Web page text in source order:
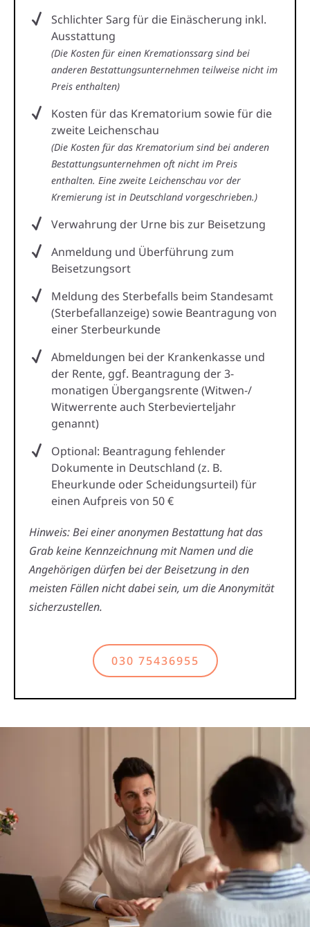
Schlichter Sarg für die Einäscherung inkl.
Ausstattung
(Die Kosten für einen Kremationssarg sind bei
anderen Bestattungsunternehmen teilweise nicht im
Preis enthalten)
Kosten für das Krematorium sowie für die
zweite Leichenschau
(Die Kosten für das Krematorium sind bei anderen
Bestattungsunternehmen oft nicht im Preis
enthalten. Eine zweite Leichenschau vor der
Kremierung ist in Deutschland vorgeschrieben.)
Verwahrung der Urne bis zur Beisetzung
Anmeldung und Überführung zum
Beisetzungsort
Meldung des Sterbefalls beim Standesamt
(Sterbefallanzeige) sowie Beantragung von
einer Sterbeurkunde
Abmeldungen bei der Krankenkasse und
der Rente, ggf. Beantragung der 3-
monatigen Übergangsrente (Witwen-/
Witwerrente auch Sterbevierteljahr
genannt)
Optional: Beantragung fehlender
Dokumente in Deutschland (z. B.
Eheurkunde oder Scheidungsurteil) für
einen Aufpreis von 50 €
Hinweis: Bei einer anonymen Bestattung hat das
Grab keine Kennzeichnung mit Namen und die
Angehörigen dürfen bei der Beisetzung in den
meisten Fällen nicht dabei sein, um die Anonymität
sicherzustellen.
030 75436955